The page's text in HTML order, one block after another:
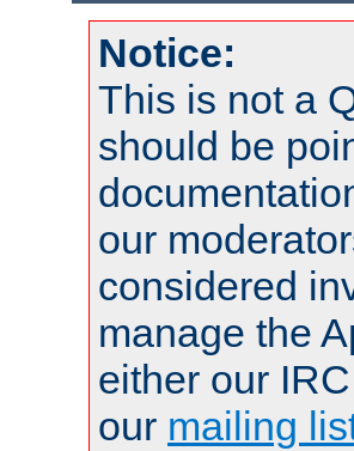
Notice:
This is not a
should be
our
considered
manage the
either our
our mailing